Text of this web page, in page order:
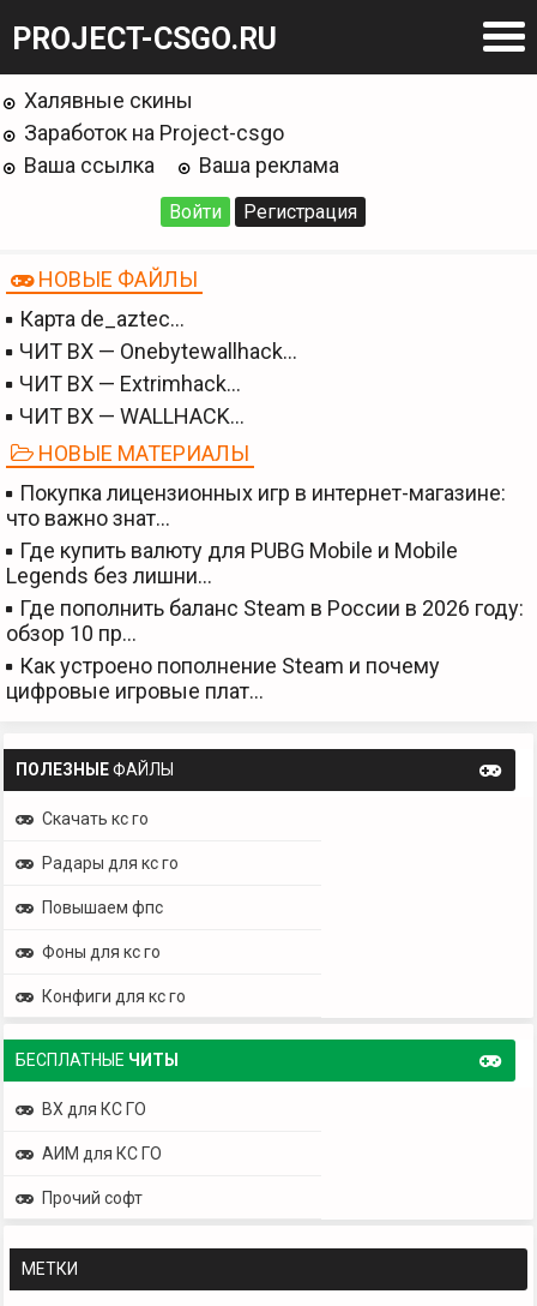
PROJECT-CSGO.RU
Халявные скины
Заработок на Project-csgo
Ваша ссылка
Ваша реклама
Войти Регистрация
НОВЫЕ ФАЙЛЫ
Карта de_aztec…
ЧИТ BX — Onebytewallhack…
ЧИТ BX — Extrimhack…
ЧИТ BX — WALLHACK…
НОВЫЕ МАТЕРИАЛЫ
Покупка лицензионных игр в интернет-магазине:
что важно знат…
Где купить валюту для PUBG Mobile и Mobile
Legends без лишни…
Где пополнить баланс Steam в России в 2026 году:
обзор 10 пр…
Как устроено пополнение Steam и почему
цифровые игровые плат…
ПОЛЕЗНЫЕФАЙЛЫ
Скачать кс го
Радары для кс го
Повышаем фпс
Фоны для кс го
Конфиги для кс го
БЕСПЛАТНЫЕ ЧИТЫ
ВХ для КС ГО
АИМ для КС ГО
Прочий софт
МЕТКИ